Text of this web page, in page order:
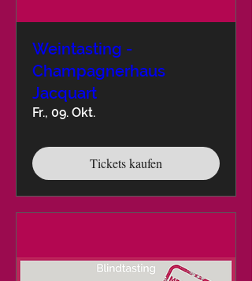
Weintasting -
Champagnerhaus
Jacquart
Fr., 09. Okt.
Tickets kaufen